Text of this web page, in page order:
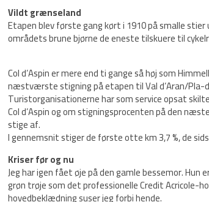
Vildt grænseland
Etapen blev første gang kørt i 1910 på smalle
områdets brune bjørne de eneste tilskuere til
Col d’Aspin er mere end ti gange så høj som
næstværste stigning på etapen til Val d’Aran/Pla-
Turistorganisationerne har som service opsat
Col d’Aspin og om stigningsprocenten på den
stige af.
I gennemsnit stiger de første otte km 3,7 %, de
Kriser før og nu
Jeg har igen fået øje på den gamle bessemor.
grøn trøje som det professionelle Credit Acricole-
hovedbeklædning suser jeg forbi hende.